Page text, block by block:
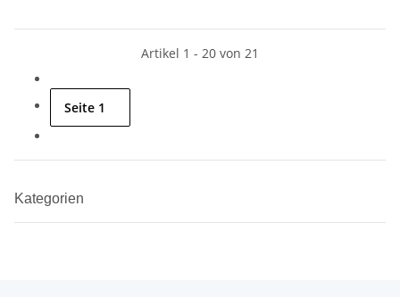
Artikel 1 - 20 von 21
Seite 1
Kategorien